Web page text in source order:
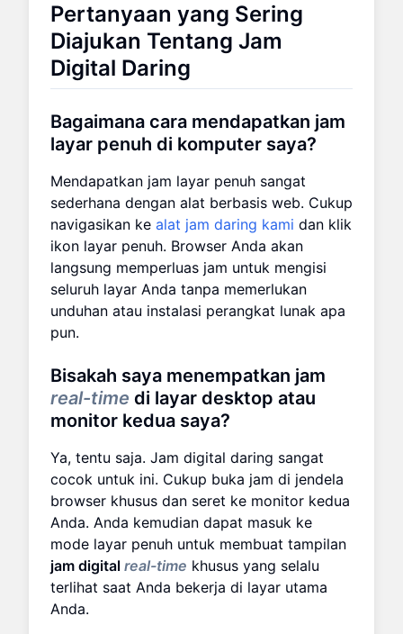
Pertanyaan yang Sering
Diajukan Tentang Jam
Digital Daring
Bagaimana cara mendapatkan jam
layar penuh di komputer saya?
Mendapatkan jam layar penuh sangat
sederhana dengan alat berbasis web. Cukup
navigasikan ke alat jam daring kami dan klik
ikon layar penuh. Browser Anda akan
langsung memperluas jam untuk mengisi
seluruh layar Anda tanpa memerlukan
unduhan atau instalasi perangkat lunak apa
pun.
Bisakah saya menempatkan jam
real-time di layar desktop atau
monitor kedua saya?
Ya, tentu saja. Jam digital daring sangat
cocok untuk ini. Cukup buka jam di jendela
browser khusus dan seret ke monitor kedua
Anda. Anda kemudian dapat masuk ke
mode layar penuh untuk membuat tampilan
jam digital real-time khusus yang selalu
terlihat saat Anda bekerja di layar utama
Anda.